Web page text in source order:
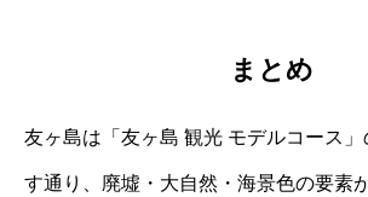
まとめ
友ヶ島は「友ヶ島 観光 モデルコース
す通り、廃墟・大自然・海景色の要素